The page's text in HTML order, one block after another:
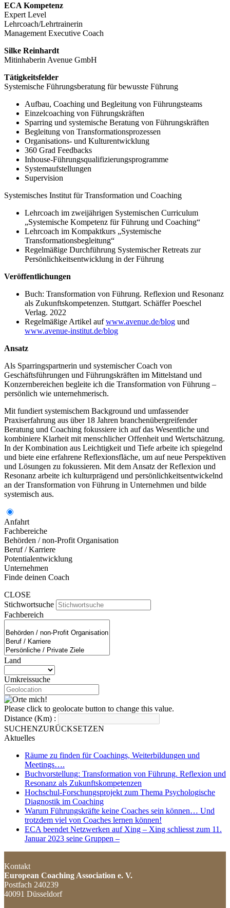
ECA Kompetenz
Expert Level
Lehrcoach/Lehrtrainerin
Management Executive Coach
Silke Reinhardt
Mitinhaberin Avenue GmbH
Tätigkeitsfelder
Systemische Führungsberatung für bewusste Führung
Aufbau, Coaching und Begleitung von Führungsteams
Einzelcoaching von Führungskräften
Sparring und systemische Beratung von Führungskräften
Begleitung von Transformationsprozessen
Organisations- und Kulturentwicklung
360 Grad Feedbacks
Inhouse-Führungsqualifizierungsprogramme
Systemaufstellungen
Supervision
Systemisches Institut für Transformation und Coaching
Lehrcoach im zweijährigen Systemischen Curriculum
„Systemische Kompetenz für Führung und Coaching“
Lehrcoach im Kompaktkurs „Systemische
Transformationsbegleitung“
Regelmäßige Durchführung Systemischer Retreats zur
Persönlichkeitsentwicklung in der Führung
Veröffentlichungen
Buch: Transformation von Führung. Reflexion und Resonanz
als Zukunftskompetenzen. Stuttgart. Schäffer Poeschel
Verlag. 2022
Regelmäßige Artikel aufwww.avenue.de/blog und
www.avenue-institut.de/blog
Ansatz
Als Sparringspartnerin und systemischer Coach von
Geschäftsführungen und Führungskräften im Mittelstand und
Konzernbereichen begleite ich die Transformation von Führung –
persönlich wie unternehmerisch.
Mit fundiert systemischem Background und umfassender
Praxiserfahrung aus über 18 Jahren branchenübergreifender
Beratung und Coaching fokussiere ich auf das Wesentliche und
kombiniere Klarheit mit menschlicher Offenheit und Wertschätzung.
In der Kombination aus Leichtigkeit und Tiefe arbeite ich spiegelnd
und biete eine erfahrene Reflexionsfläche, um auf neue Perspektiven
und Lösungen zu fokussieren. Mit dem Ansatz der Reflexion und
Resonanz arbeite ich kulturprägend und persönlichkeitsentwickelnd
an der Transformation von Führung in Unternehmen und bilde
systemisch aus.
Anfahrt
Fachbereiche
Behörden / non-Profit Organisation
Beruf / Karriere
Potentialentwicklung
Unternehmen
Finde deinen Coach
CLOSE
Stichwortsuche
Fachbereich
Land
Umkreissuche
Please click to geolocate button to change this value.
Distance (Km) :
SUCHENZURÜCKSETZEN
Aktuelles
Räume zu finden für Coachings, Weiterbildungen und
Meetings….
Buchvorstellung: Transformation von Führung. Reflexion und
Resonanz als Zukunftskompetenzen
Hochschul-Forschungsprojekt zum Thema Psychologische
Diagnostik im Coaching
Warum Führungskräfte keine Coaches sein können… Und
trotzdem viel von Coaches lernen können!
ECA beendet Netzwerken auf Xing – Xing schliesst zum 11.
Januar 2023 seine Gruppen –
Kontakt
European Coaching Association e. V.
Postfach 240239
40091 Düsseldorf